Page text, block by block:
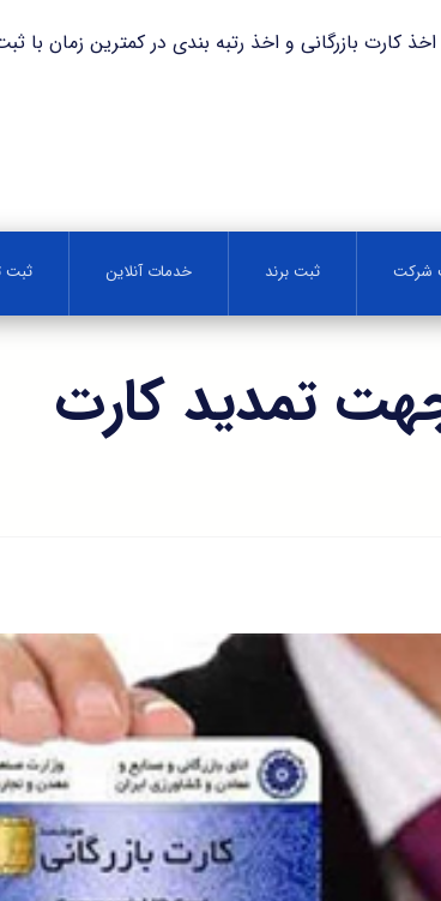
بازرگانی و اخذ رتبه بندی در کمترین زمان با ثبت کریم خان برای
شرکت ثبت برند خدمات آنلاین ثبت
تمدید کارت